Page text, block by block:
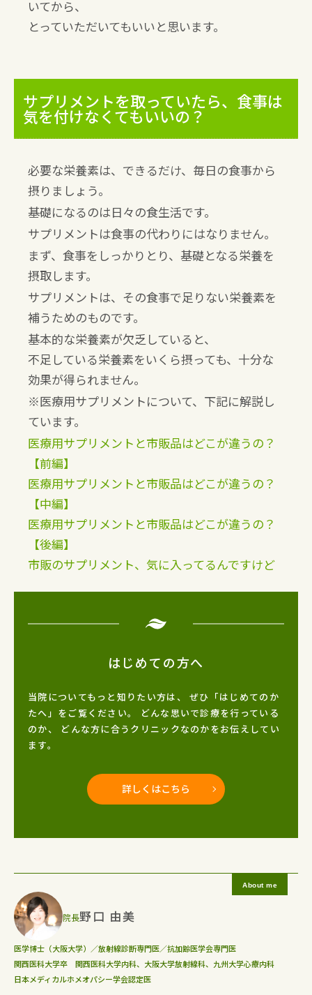
いてから、
とっていただいてもいいと思います。
サプリメントを取っていたら、食事は
気を付けなくてもいいの？
必要な栄養素は、できるだけ、毎日の食事から
摂りましょう。
基礎になるのは日々の食生活です。
サプリメントは食事の代わりにはなりません。
まず、食事をしっかりとり、基礎となる栄養を
摂取します。
サプリメントは、その食事で足りない栄養素を
補うためのものです。
基本的な栄養素が欠乏していると、
不足している栄養素をいくら摂っても、十分な
効果が得られません。
※医療用サプリメントについて、下記に解説し
ています。
医療用サプリメントと市販品はどこが違うの？
【前編】
医療用サプリメントと市販品はどこが違うの？
【中編】
医療用サプリメントと市販品はどこが違うの？
【後編】
市販のサプリメント、気に入ってるんですけど
はじめての方へ
当院についてもっと知りたい方は、
ぜひ「はじめてのか
たへ」をご覧ください。
どんな思いで診療を行っている
のか、
どんな方に合うクリニックなのかをお伝えしてい
ます。
詳しくはこちら
院長野口 由美
医学博士（大阪大学）／放射線診断専門医／抗加齢医学会専門医
関西医科大学卒 関西医科大学内科、大阪大学放射線科、九州大学心療内科
日本メディカルホメオパシー学会認定医